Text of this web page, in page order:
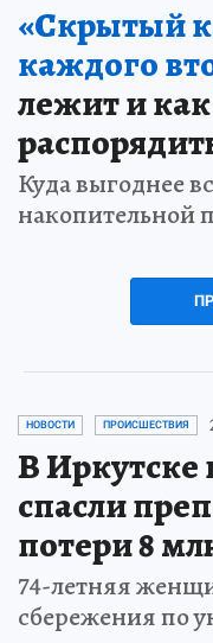
«Скрытый
каждого
лежит и
Куда выгоднее
накопительной
НОВОСТИ ПРОИСШЕСТВИЯ
В Иркутске
спасли
потери 8
74-летняя
сбережения по